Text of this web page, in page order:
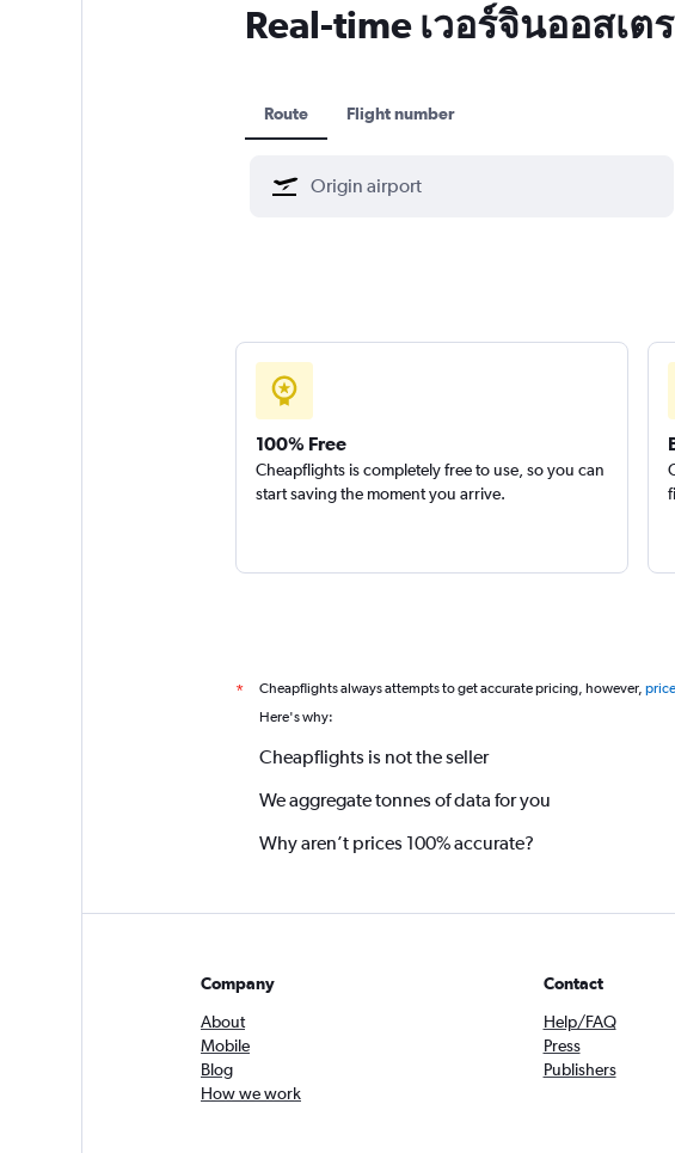
Real-time เวอร์จินออสเต
Route Flight number
100% Free
Cheapflights is completely free to use, so you can
start saving the moment you arrive.
* Cheapflights always attempts to get accurate pricing, however,
Here's why:
Cheapflights is not the seller
We aggregate tonnes of data for you
Why aren’t prices 100% accurate?
Company
About
Mobile
Blog
How we work
Contact
Help/FAQ
Press
Publishers